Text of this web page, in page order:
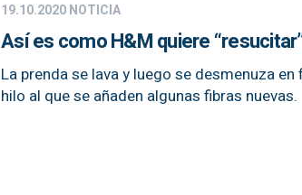
19.10.2020NOTICIA
Así es como H&M quiere
La prenda se lava y luego se desmenuza
hilo al que se añaden algunas fibras nuevas.